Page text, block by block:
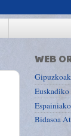
WEB
Bidasoa